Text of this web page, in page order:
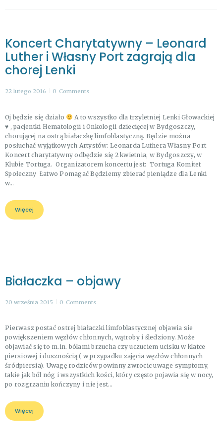
Koncert Charytatywny – Leonard
Luther i Własny Port zagrają dla
chorej Lenki
22 lutego 2016 0 Comments
Oj będzie się działo
A to wszystko dla trzyletniej Lenki Głowackiej
♥ , pacjentki Hematologii i Onkologii dziecięcej w Bydgoszczy,
chorującej na ostrą białaczkę limfoblastyczną. Będzie można
posłuchać wyjątkowych Artystów: Leonarda Luthera Własny Port
Koncert charytatywny odbędzie się 2 kwietnia, w Bydgoszczy, w
Klubie Tortuga. Organizatorem koncertu jest: Tortuga Komitet
Społeczny Łatwo Pomagać Będziemy zbierać pieniądze dla Lenki
w…
Więcej
Białaczka – objawy
20 września 2015 0 Comments
Pierwasz postać ostrej białaczki limfoblastycznej objawia sie
powiększeniem węzłów chłonnych, wątroby i śledziony. Może
objawiać się to m.in. bólami brzucha czy uczuciem ucisku w klatce
piersiowej i dusznością ( w przypadku zajęcia węzłów chłonnych
śródpiersia). Uwagę rodziców powinny zwrocic uwage symptomy,
takie jak ból nóg i wszystkich kości, który często pojawia się w nocy,
po rozgrzaniu kończyny i nie jest…
Więcej